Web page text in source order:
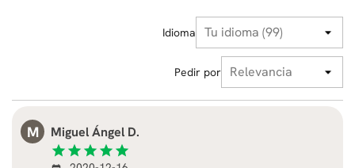
Idioma
Pedir por
M Miguel Ángel D.
star star star star star